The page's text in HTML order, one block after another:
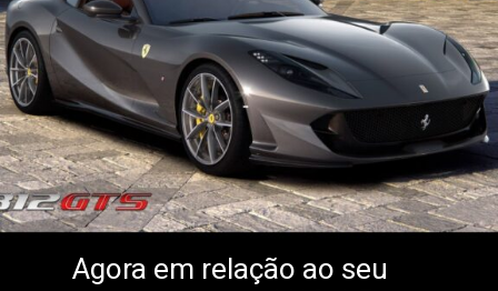
Agora em relação ao seu